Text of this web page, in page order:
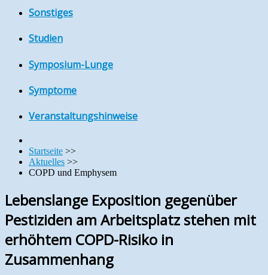
Sonstiges
Studien
Symposium-Lunge
Symptome
Veranstaltungshinweise
Startseite >>
Aktuelles >>
COPD und Emphysem
Lebenslange Exposition gegenüber
Pestiziden am Arbeitsplatz stehen mit
erhöhtem COPD-Risiko in
Zusammenhang